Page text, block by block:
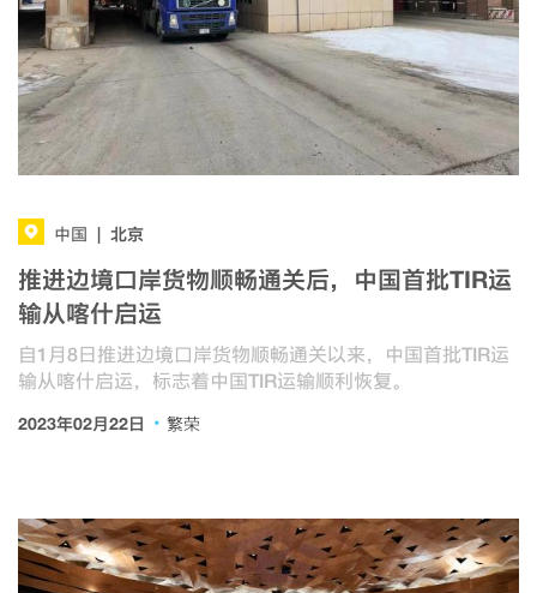
中国 | 北京
推进边境口岸货物顺畅通关后，中国首批TIR运
输从喀什启运
自1月8日推进边境口岸货物顺畅通关以来，中国首批TIR运
输从喀什启运，标志着中国TIR运输顺利恢复。
2023年02月22日 · 繁荣